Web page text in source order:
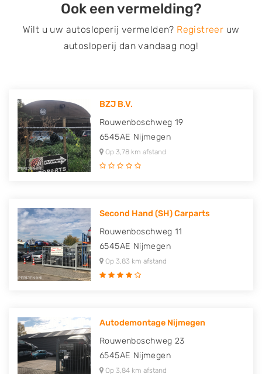
Ook een vermelding?
Wilt u uw autosloperij vermelden? Registreer uw
autosloperij dan vandaag nog!
BZJ B.V.
Rouwenboschweg 19
6545AE Nijmegen
Op 3,78 km afstand
Second Hand (SH) Carparts
Rouwenboschweg 11
6545AE Nijmegen
Op 3,83 km afstand
Autodemontage Nijmegen
Rouwenboschweg 23
6545AE Nijmegen
Op 3,84 km afstand